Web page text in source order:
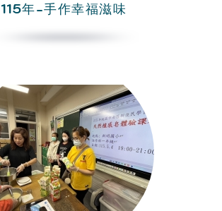
115年-手作幸福滋味